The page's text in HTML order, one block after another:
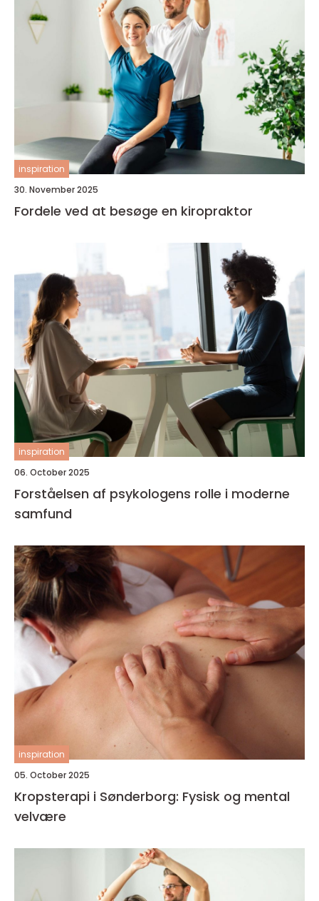
inspiration
30. November 2025
Fordele ved at besøge en kiropraktor
inspiration
06. October 2025
Forståelsen af psykologens rolle i moderne
samfund
inspiration
05. October 2025
Kropsterapi i Sønderborg: Fysisk og mental
velvære